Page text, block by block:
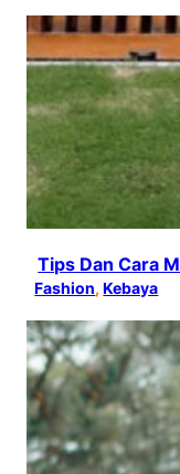
Tips Dan Cara
Fashion, Kebaya